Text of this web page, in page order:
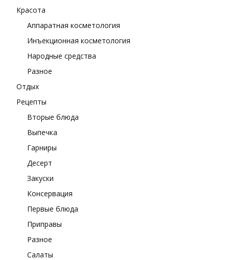
Красота
Аппаратная косметология
Инъекционная косметология
Народные средства
Разное
Отдых
Рецепты
Вторые блюда
Выпечка
Гарниры
Десерт
Закуски
Консервация
Первые блюда
Приправы
Разное
Салаты